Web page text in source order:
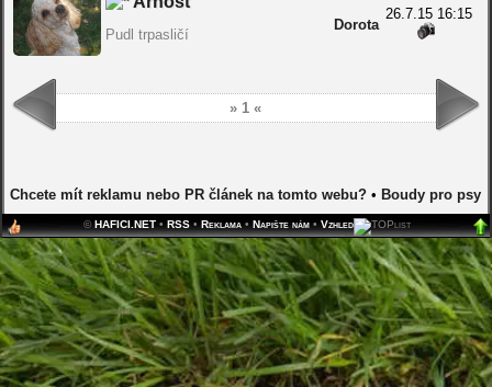
Pudl trpasličí
Dorota
26.7.15 16:15
» 1 «
Chcete mít reklamu nebo PR článek na tomto webu? • Boudy pro psy
©HAFICI.NET •RSS •Reklama •Napište nám •Vzhled